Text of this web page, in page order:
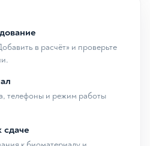
в расчёт» и проверьте
телефоны и режим работы
сдаче